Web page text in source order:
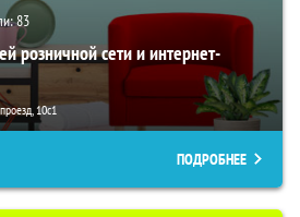
83
розничной сети и интернет-
10с1
ПОДРОБНЕЕ